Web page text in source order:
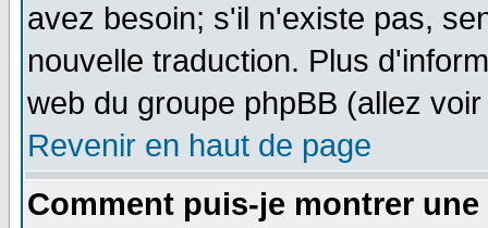
avez besoin; s'il n'existe pas,
nouvelle traduction. Plus
web du groupe phpBB (allez
Revenir en haut de page
Comment puis-je montrer